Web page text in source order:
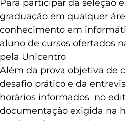
acompanhamento dos
Para participar da seleção é
graduação em qualquer
conhecimento em
aluno de cursos ofertados
pela Unicentro
Além da prova objetiva de
desafio prático e da
horários informados no